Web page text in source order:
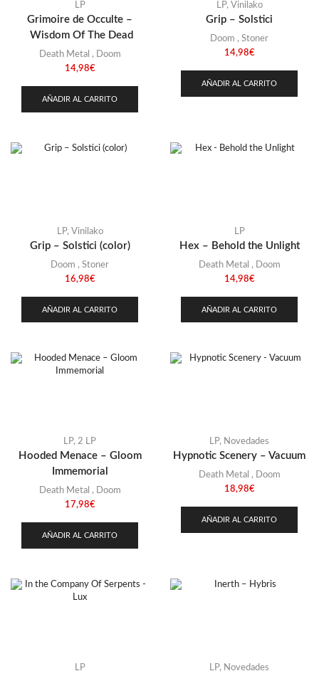
LP
Grimoire de Occulte –
Wisdom Of The Dead
Death Metal , Doom
14,98€
AÑADIR AL CARRITO
LP, Vinilako
Grip – Solstici
Doom , Stoner
14,98€
AÑADIR AL CARRITO
LP, Vinilako
Grip – Solstici (color)
Doom , Stoner
16,98€
AÑADIR AL CARRITO
LP
Hex – Behold the Unlight
Death Metal , Doom
14,98€
AÑADIR AL CARRITO
LP, 2 LP
Hooded Menace – Gloom
Immemorial
Death Metal , Doom
17,98€
AÑADIR AL CARRITO
LP, Novedades
Hypnotic Scenery – Vacuum
Death Metal , Doom
18,98€
AÑADIR AL CARRITO
LP LP, Novedades